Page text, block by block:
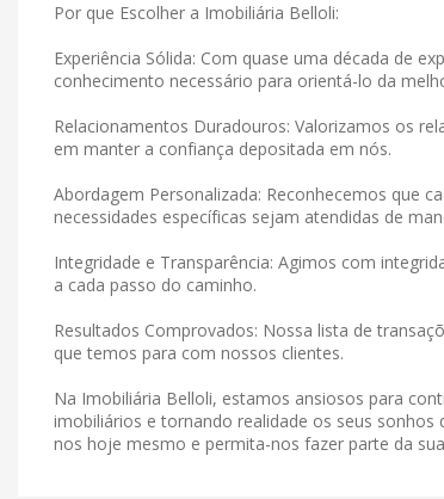
Por que Escolher a Imobiliária Belloli:
Experiência Sólida: Com quase uma década de
conhecimento necessário para orientá-lo da
Relacionamentos Duradouros: Valorizamos os
em manter a confiança depositada em nós.
Abordagem Personalizada: Reconhecemos que
necessidades específicas sejam atendidas de
Integridade e Transparência: Agimos com
a cada passo do caminho.
Resultados Comprovados: Nossa lista de
que temos para com nossos clientes.
Na Imobiliária Belloli, estamos ansiosos para
imobiliários e tornando realidade os seus
nos hoje mesmo e permita-nos fazer parte da